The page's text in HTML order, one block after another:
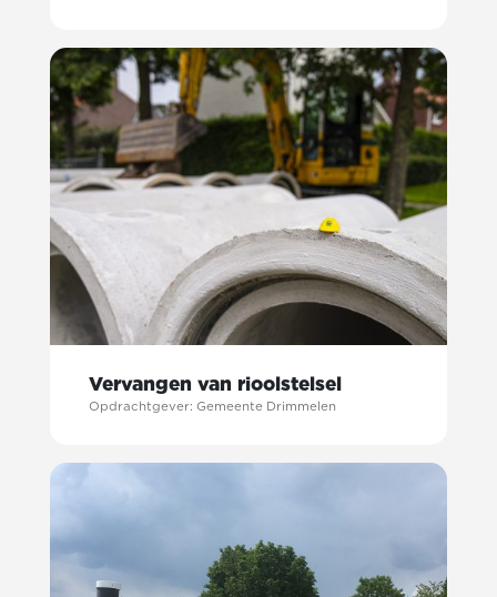
Vervangen van rioolstelsel
Opdrachtgever: Gemeente Drimmelen